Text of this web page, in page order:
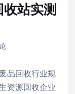
站实测
品回收行业规
资源回收企业